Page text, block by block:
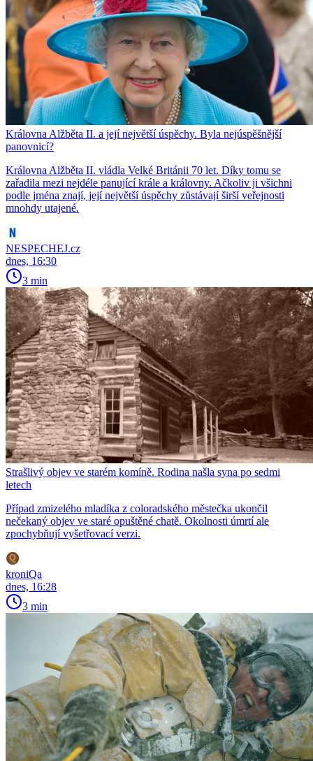
Královna Alžběta II. a její největší úspěchy. Byla nejúspěšnější
panovnicí?
Královna Alžběta II. vládla Velké Británii 70 let. Díky tomu se
zařadila mezi nejdéle panující krále a královny. Ačkoliv ji všichni
podle jména znají, její největší úspěchy zůstávají širší veřejnosti
mnohdy utajené.
NESPECHEJ.cz
dnes, 16:30
3 min
Strašlivý objev ve starém komíně. Rodina našla syna po sedmi
letech
Případ zmizelého mladíka z coloradského městečka ukončil
nečekaný objev ve staré opuštěné chatě. Okolnosti úmrtí ale
zpochybňují vyšetřovací verzi.
kroniQa
dnes, 16:28
3 min